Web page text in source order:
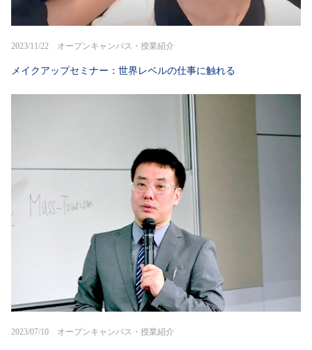
2023/11/22 オープンキャンパス・授業紹介
メイクアップセミナー：世界レベルの仕事に触れる
2023/07/10 オープンキャンパス・授業紹介